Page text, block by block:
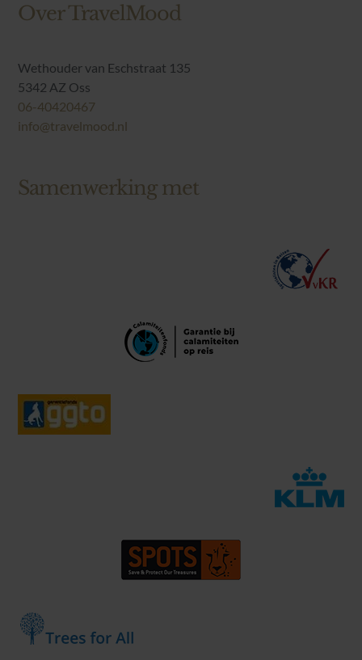
Blog
Over TravelMood
Wethouder van Eschstraat 135
5342 AZ Oss
06-40420467
info@travelmood.nl
Samenwerking met